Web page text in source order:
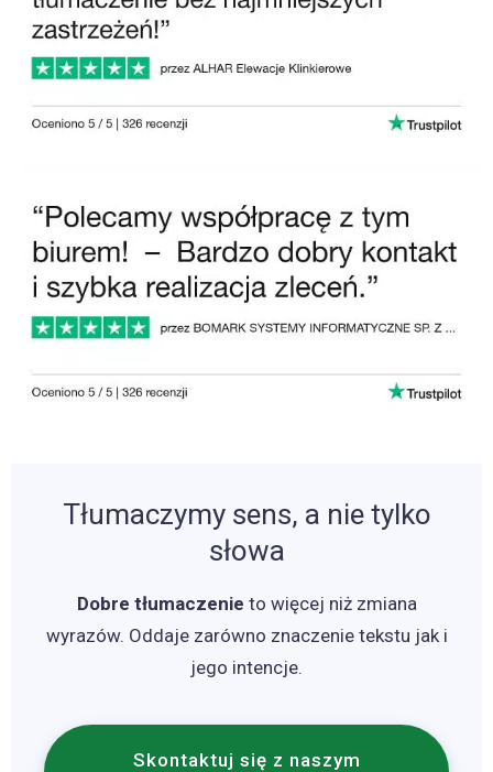
Tłumaczymy sens, a nie tylko
słowa
Dobre tłumaczenie to więcej niż zmiana
wyrazów. Oddaje zarówno znaczenie tekstu jak i
jego intencje.
Skontaktuj się z naszym